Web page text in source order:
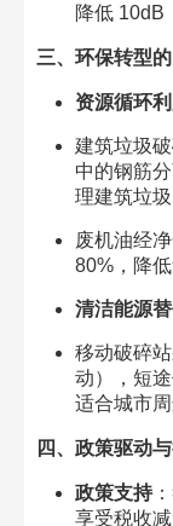
降低 10dB
三、环保转型
资源循环利
建筑垃圾
中的钢筋
理建筑垃
废机油经
80%，降
清洁能源
移动破碎
动），短
适合城市周
四、政策驱动
政策支持
享受税收